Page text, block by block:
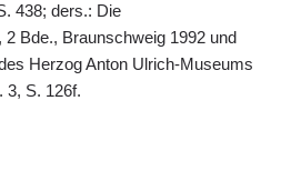
438; ders.: Die
Bde., Braunschweig 1992 und
Herzog Anton Ulrich-Museums
3, S. 126f.